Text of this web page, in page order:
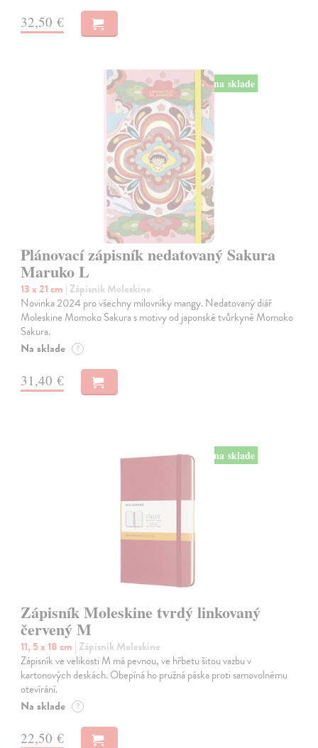
32,50 €
na sklade
Plánovací zápisník nedatovaný Sakura
Maruko L
13 x 21 cm | Zápisník Moleskine
Novinka 2024 pro všechny milovníky mangy. Nedatovaný diář
Moleskine Momoko Sakura s motivy od japonské tvůrkyně Momoko
Sakura.
Na sklade ?
31,40 €
na sklade
Zápisník Moleskine tvrdý linkovaný
červený M
11, 5 x 18 cm | Zápisník Moleskine
Zápisník ve velikosti M má pevnou, ve hřbetu šitou vazbu v
kartonových deskách. Obepíná ho pružná páska proti samovolnému
otevírání.
Na sklade ?
22,50 €